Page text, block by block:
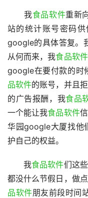
我食品软件重新
站的统计账号密码
google的具体答复。
从何而来，我食品软件
google在要付款的时
品软件的账号，并且
的广告报酬，我食品
一个能让我食品软件
华园google大厦找他
护自己的权益。
我食品软件们这
都没什么节假日，做
品软件朋友前段时间